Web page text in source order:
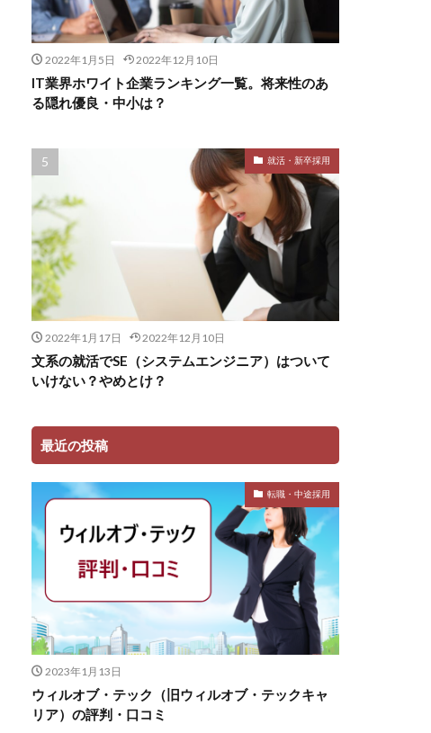
2022年1月5日 2022年12月10日
IT業界ホワイト企業ランキング一覧。将来性のあ
る隠れ優良・中小は？
就活・新卒採用
2022年1月17日 2022年12月10日
文系の就活でSE（システムエンジニア）はついて
いけない？やめとけ？
最近の投稿
転職・中途採用
2023年1月13日
ウィルオブ・テック（旧ウィルオブ・テックキャ
リア）の評判・口コミ